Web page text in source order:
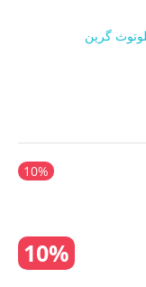
گرین
10%
10%